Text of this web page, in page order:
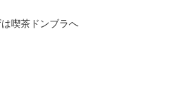
喫茶ドンブラへ